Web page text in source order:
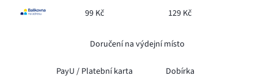
99 Kč 129 Kč
Doručení na výdejní místo
PayU / Platební karta Dobírka